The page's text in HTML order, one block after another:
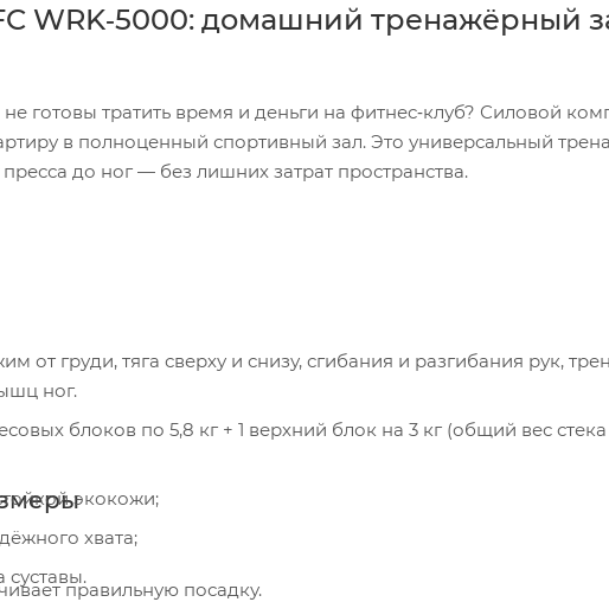
WRK‑5000: домашний тренажёрный
готовы тратить время и деньги на фитнес‑клуб? Силовой
в полноценный спортивный зал. Это универсальный
до ног — без лишних затрат пространства.
ног.
экокожи;
хвата;
правильную посадку.